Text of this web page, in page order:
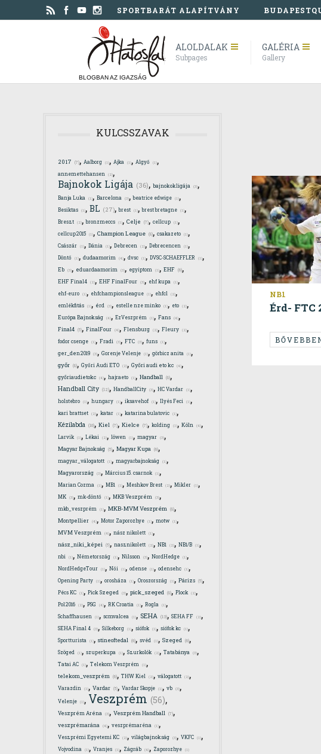
SPORTBARÁT ALAPÍTVÁNY
BLOGBAN AZ IGAZSÁG
ALOLDALAK
Subpages
GALÉRIA
Gallery
NB1
Érd- FTC
KULCSSZAVAK
2017 (7), Aalborg (1), Ajka (1), Algyő (1),
annemettehansen (2),
Bajnokok Ligája (36), bajnokokligája (3),
Banja Luka (1), Barcelona (3),beatrice edwige (1),
Besiktas (1), BL (27),brest (1),brest bretagne (1),
Breszt (2),bronzmeccs (1), Celje (7), cellcup (1),
cellcup2015 (1), Champion League (8), csakazeto (1),
Császár (1), Dánia (1), Debrecen (2), Debrecencen (1),
Döntő (1), dudaamorim (4), dvsc (1), DVSC-SCHAEFFLER (1),
Eb (3), eduardaamorim (3), egyiptom (1), EHF (6),
EHF Final4 (2), EHF FinalFour (3), ehf kupa (1),
ehf-euro (1), ehfchampionsleague (1), ehfcl (2),
emlékfitás (1), érd (3), estelle nze minko (1), eto (2),
Európa Bajnokság (4), EzVeszprém (1), Fans (4),
Final4 (5), FinalFour (4), Flensburg (2), Fleury (2),
fodor csenge (1), Fradi (3), FTC (3), funs (1),
ger_den2019 (3), Gorenje Velenje (1), görbicz anita (1),
győr (8), Győri Audi ETO (2), Győri audi eto kc (4),
győriaudietokc (4), hajraeto (1), Handball (8),
Handball City (12), HandballCity (3), HC Vardar (1),
holstebro (1), hungary (1), iksavehof (1), Ilyés Feci (1),
kari brattset (2), katar (1), katarina bulatovic (1),
Kézilabda (10), Kiel (7), Kielce (7), kolding (1), Köln (4),
Larvik (1), Lékai (2), löwen (1), magyar (3),
Magyar Bajnokság (5), Magyar Kupa (6),
magyar_válogatott (1), magyarbajnokság (1),
Magyarország (3), Március 15. csarnok (1),
Marian Cozma (1), MB1 (1), Meshkov Brest (2), Mikler (1),
MK (3), mk-döntő (1), MKB Veszprém (3),
mkb_veszprém (1), MKB-MVM Veszprém (8),
Montpellier (4), Motor Zaporozhye (1), motw (1),
MVM Veszprém (4), nász nikolett (1),
nász_niki_képei (5), nasznikolett (2), NB1 (2), NB1/B (1),
nbi (1), Németország (1), Nilsson (3), NordHedge (1),
NordHedgeTour (1), Női (1), odense (1), odensehc (1),
Opening Party (1), orosháza (1), Oroszország (1), Párizs (5),
Pécs KC (1), Pick Szeged (3), pick_szeged (8), Plock (2),
Pol2016 (2), PSG (4), RK Croatia (1), Rogla (1),
Schaffhausen (1), scmvalcea (1), SEHA (13), SEHA FF (2),
SEHA Final 4 (3), Silkeborg (1), siófok (1), siófok kc (1),
Sportturista (1), stineoftedal (6), svéd (1), Szeged (6),
Szöged (1), szuperkupa (1), Szurkolók (2), Tatabánya (3),
Tatai AC (1), Telekom Veszprém (1),
telekom_veszprém (6), THW Kiel (2), válogatott (2),
Varazdin (1), Vardar (5), Vardar Skopje (1), vb (3),
Velenje (1), Veszprém (56),
Veszprém Aréna (3), Veszprém Handball (7),
veszprémarána (4), veszprémaréna (1),
Veszprémi Egyetemi KC (2), világbajnokság (3), VKFC (1),
Vojvodina (1), Vranjes (1), Zágráb (4), Zaporozhye (1)